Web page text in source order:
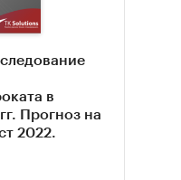
в
Прогноз на
2022.